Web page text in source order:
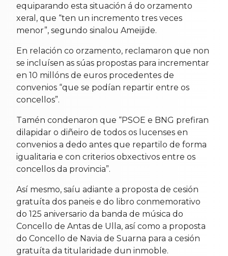
equiparando esta situación á do orzamento
xeral, que “ten un incremento tres veces
menor”, segundo sinalou Ameijide.
En relación co orzamento, reclamaron que non
se incluísen as súas propostas para incrementar
en 10 millóns de euros procedentes de
convenios “que se podían repartir entre os
concellos”.
Tamén condenaron que “PSOE e BNG prefiran
dilapidar o diñeiro de todos os lucenses en
convenios a dedo antes que repartilo de forma
igualitaria e con criterios obxectivos entre os
concellos da provincia”.
Así mesmo, saíu adiante a proposta de cesión
gratuíta dos paneis e do libro conmemorativo
do 125 aniversario da banda de música do
Concello de Antas de Ulla, así como a proposta
do Concello de Navia de Suarna para a cesión
gratuíta da titularidade dun inmoble.